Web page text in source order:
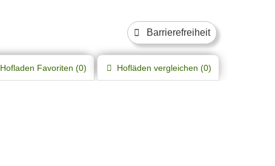
Barrierefreiheit
Hofladen Favoriten (0) Hofläden vergleichen (0)